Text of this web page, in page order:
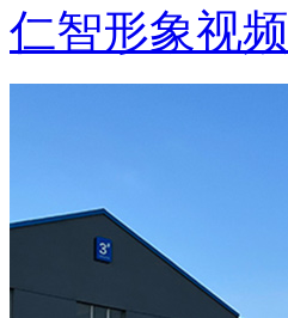
仁智形象视频